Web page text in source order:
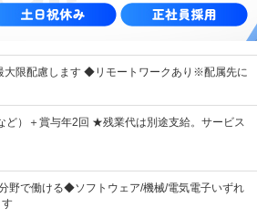
限配慮します ◆リモートワークあり※配属先に
ど）＋賞与年2回 ★残業代は別途支給。サービス
野で働ける◆ソフトウェア/機械/電気電子いずれ